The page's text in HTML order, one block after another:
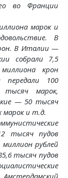
во Франции
марок и
В
В Италии —
собрали 7,5
крон
передали 100
марок,
— 50 тысяч
марок и т.д.
тысяч пудов
рублей
тысяч пудов